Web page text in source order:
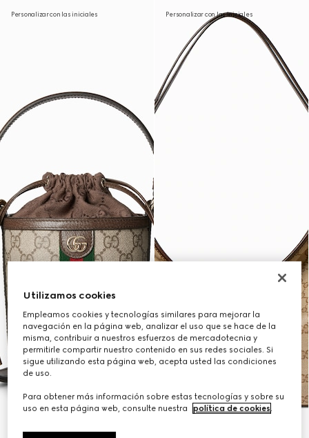
Personalizar con las iniciales Personalizar con las iniciales
Utilizamos cookies
Empleamos cookies y tecnologías similares para mejorar la
navegación en la página web, analizar el uso que se hace de la
misma, contribuir a nuestros esfuerzos de mercadotecnia y
permitirle compartir nuestro contenido en sus redes sociales. Si
sigue utilizando esta página web, acepta usted las condiciones
de uso.
Para obtener más información sobre estas tecnologías y sobre su
uso en esta página web, consulte nuestra
política de cookies.